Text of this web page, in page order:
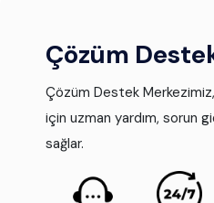
Çözüm
Çözüm Destek
için uzman yardım, sorun
sağlar.